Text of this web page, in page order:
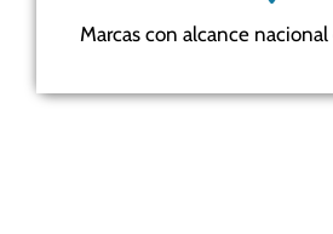
Marcas con alcance